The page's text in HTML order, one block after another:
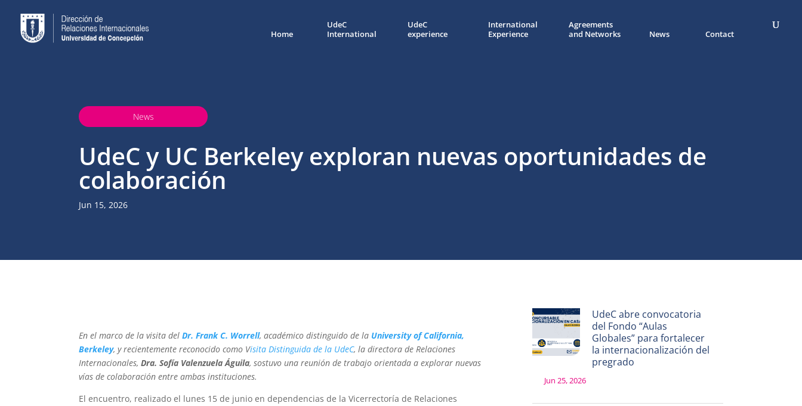
Home
UdeC
International
UdeC
experience
International
Experience
Agreements
and Networks
News Contact
News
UdeC y UC Berkeley exploran nuevas oportunidades de
colaboración
Jun 15, 2026
En el marco de la visita del Dr. Frank C. Worrell, académico distinguido de la University of California,
Berkeley, y recientemente reconocido como Visita Distinguida de la UdeC, la directora de Relaciones
Internacionales, Dra. Sofía Valenzuela Águila, sostuvo una reunión de trabajo orientada a explorar nuevas
vías de colaboración entre ambas instituciones.
El encuentro, realizado el lunes 15 de junio en dependencias de la Vicerrectoría de Relaciones
UdeC abre convocatoria
del Fondo “Aulas
Globales” para fortalecer
la internacionalización del
pregrado
Jun 25, 2026